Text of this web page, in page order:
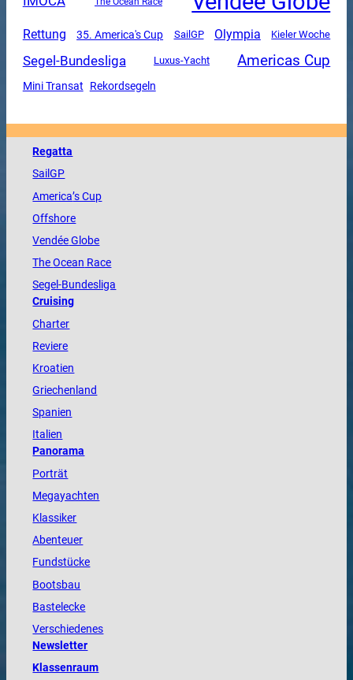
Rettung 35. America's Cup SailGP Olympia Kieler Woche
Segel-Bundesliga Luxus-Yacht Americas Cup
Mini Transat Rekordsegeln
Regatta
SailGP
America’s Cup
Offshore
VendéeGlobe
TheOcean Race
Segel-Bundesliga
Cruising
Charter
Reviere
Kroatien
Griechenland
Spanien
Italien
Panorama
Porträt
Megayachten
Klassiker
Abenteuer
Fundstücke
Bootsbau
Bastelecke
Verschiedenes
Newsletter
Klassenraum